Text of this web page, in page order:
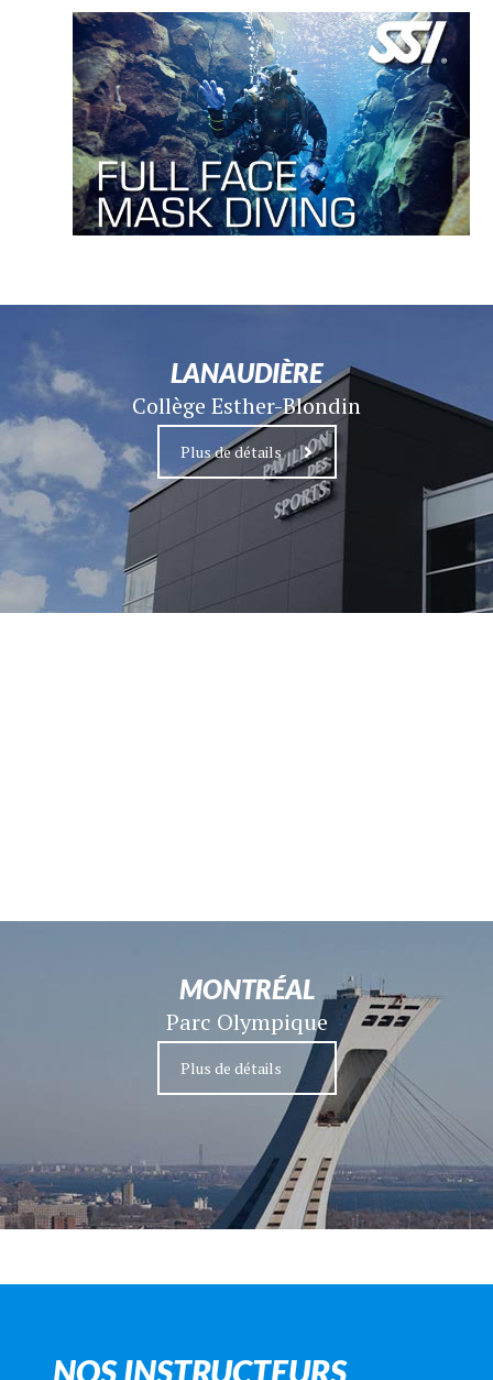
LANAUDIÈRE
Collège Esther-Blondin
Plus de détails
MONTRÉAL
Parc Olympique
Plus de détails
NOS INSTRUCTEURS